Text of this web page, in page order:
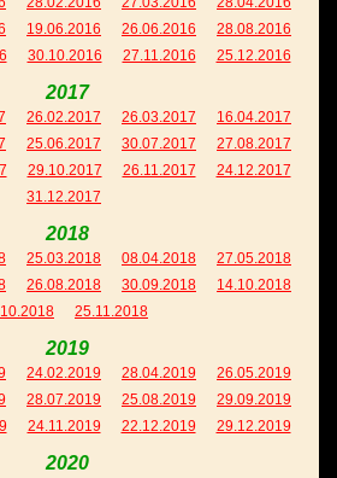
19.06.2016 26.06.2016
28.08.2016
30.10.2016 27.11.2016 25.12.2016
2017
26.02.2017 26.03.2017
16.04.2017
25.06.2017 30.07.2017
27.08.2017
29.10.2017 26.11.2017
24.12.2017
31.12.2017
2018
25.03.2018 08.04.2018
27.05.2018
26.08.2018 30.09.2018
14.10.2018
25.11.2018
2019
24.02.2019 28.04.2019
26.05.2019
28.07.2019 25.08.2019
29.09.2019
24.11.2019 22.12.2019 29.12.2019
2020